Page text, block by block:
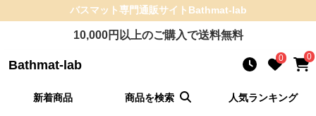
バスマット専門通販サイト Bathmat-lab
10,000円以上のご購入で送料無料
Bathmat-lab 0 0
新着商品 商品を検索 人気ランキング